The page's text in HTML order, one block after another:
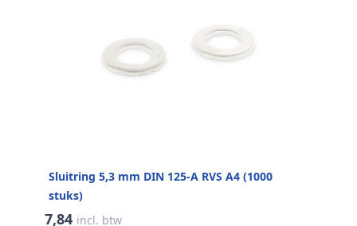
Sluitring 5,3 mm DIN 125-A RVS A4 (1000
stuks)
7,84 incl. btw